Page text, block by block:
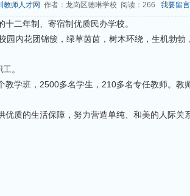
教师人才网 作者：龙岗区德琳学校 阅读： 266 我要留
二年制、寄宿制优质民办学校。
园内花团锦簇，绿草茵茵，树木环绕，生机勃
。
学班，2500多名学生，210多名专任教师。教
质的生活保障，努力营造单纯、和美的人际关